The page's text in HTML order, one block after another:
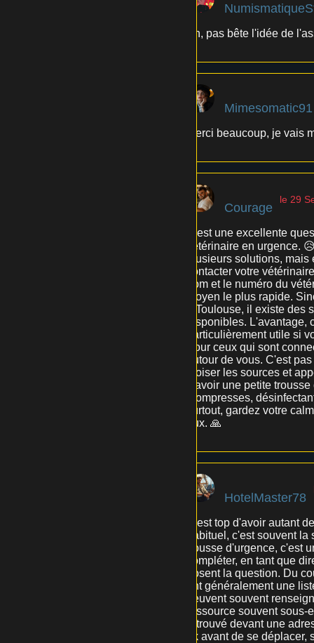
Ah, pas bête l'idée de
Mimesomatic91
Merci beaucoup, je vais
Courage
le 29
C'est une excellente
vétérinaire en urgence.
plusieurs solutions,
contacter votre
nom et le numéro du
moyen le plus rapide.
à Toulouse, il existe des
disponibles.
particulièrement utile si
Pour ceux qui sont
autour de vous. C'est
croiser les sources et
d'avoir une petite
(compresses,
surtout, gardez votre
eux. 🙏
HotelMaster78
C'est top d'avoir autant
habituel, c'est souvent
trousse d'urgence, c'est
compléter, en tant que
posent la question. Du
ont généralement une
peuvent souvent
ressource souvent
retrouvé devant une
ok avant de se